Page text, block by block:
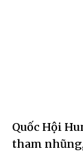
Quốc Hội
tham